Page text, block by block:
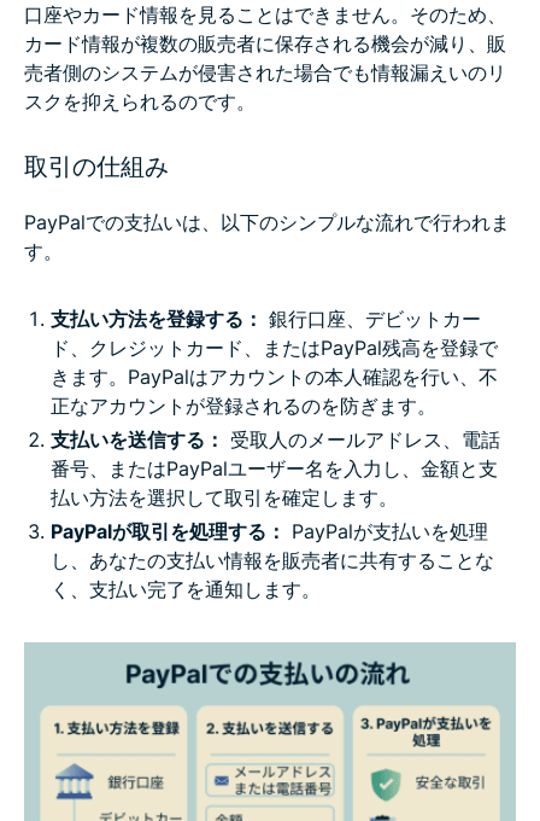
口座やカード情報を見ることはできません。そのため、
カード情報が複数の販売者に保存される機会が減り、販
売者側のシステムが侵害された場合でも情報漏えいのリ
スクを抑えられるのです。
取引の仕組み
PayPalでの支払いは、以下のシンプルな流れで行われま
す。
支払い方法を登録する： 銀行口座、デビットカー
ド、クレジットカード、またはPayPal残高を登録で
きます。PayPalはアカウントの本人確認を行い、不
正なアカウントが登録されるのを防ぎます。
支払いを送信する： 受取人のメールアドレス、電話
番号、またはPayPalユーザー名を入力し、金額と支
払い方法を選択して取引を確定します。
PayPalが取引を処理する： PayPalが支払いを処理
し、あなたの支払い情報を販売者に共有することな
く、支払い完了を通知します。